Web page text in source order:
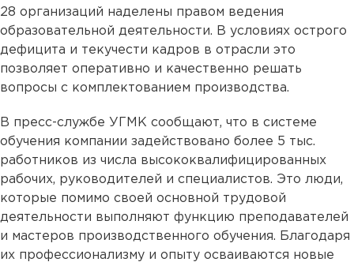
28 организаций наделены правом ведения
образовательной деятельности. В условиях острого
дефицита и текучести кадров в отрасли это
позволяет оперативно и качественно решать
вопросы с комплектованием производства.
В пресс-службе УГМК сообщают, что в системе
обучения компании задействовано более 5 тыс.
работников из числа высококвалифицированных
рабочих, руководителей и специалистов. Это люди,
которые помимо своей основной трудовой
деятельности выполняют функцию преподавателей
и мастеров производственного обучения. Благодаря
их профессионализму и опыту осваиваются новые